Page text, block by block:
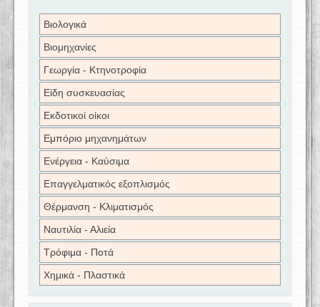
Βιολογικά
Βιομηχανίες
Γεωργία - Κτηνοτροφία
Είδη συσκευασίας
Εκδοτικοί οίκοι
Εμπόριο μηχανημάτων
Ενέργεια - Καύσιμα
Επαγγελματικός εξοπλισμός
Θέρμανση - Κλιματισμός
Ναυτιλία - Αλιεία
Τρόφιμα - Ποτά
Χημικά - Πλαστικά